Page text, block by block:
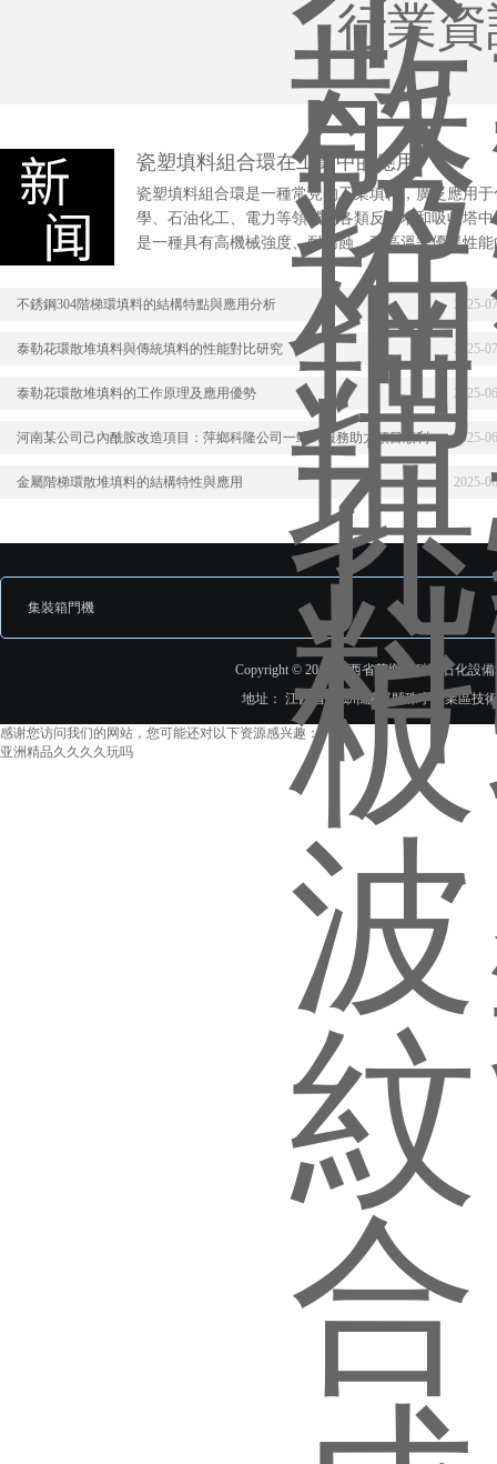
行業
瓷塑填料組合環在工業中的應用
瓷塑填料組合環是一種常見的工業填料，廣泛應用于
學、石油化工、電力等領域的各類反應塔和吸收塔中
是一種具有高機械強度、耐腐蝕、耐高溫等優異性能
料，通常用于氣液接觸和傳質過程。在工業生產中
填料組合環通過增加氣體和液體之間的接觸面積...
不銹鋼304階梯環填料的結構特點與應用分析 2025-
泰勒花環散堆填料與傳統填料的性能對比研究 2025-
泰勒花環散堆填料的工作原理及應用優勢 2025-
河南某公司己內酰胺改造項目：萍鄉科隆公司一站式服務助力項目順利 2025-
金屬階梯環散堆填料的結構特性與應用 2025-
集裝箱門機
Copyright © 2018 江西省萍鄉市科隆石化設
地址： 江西省萍鄉市蘆溪縣珠亭工業區技
感谢您访问我们的网站，您可能还对以下资源感兴趣：
亚洲精品久久久久玩吗